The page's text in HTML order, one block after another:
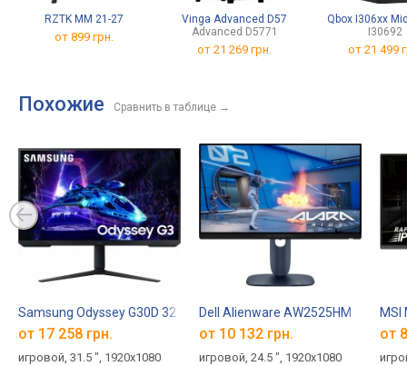
RZTK MM 21-27
от 899 грн.
Vinga Advanced D57
Advanced D5771
от21 269 грн.
Qbox I306xx
I30692
от21 499
Похожие Сравнить в таблице →
Samsung Odyssey G30D 32
от 17 258 грн.
игровой, 31.5 ", 1920x1080
Dell Alienware AW2525HM
от 10 132 грн.
игровой, 24.5 ", 1920x1080
MSI
от